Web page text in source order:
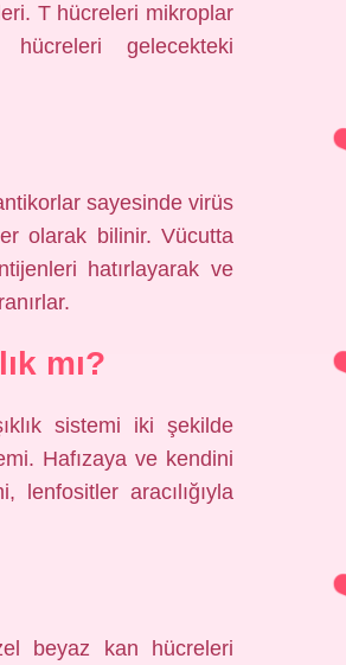
T hücreleri mikroplar
gelecekteki
sayesinde virüs
olarak bilinir. Vücutta
hatırlayarak ve
mı?
sistemi iki şekilde
Hafızaya ve kendini
lenfositler aracılığıyla
beyaz kan hücreleri